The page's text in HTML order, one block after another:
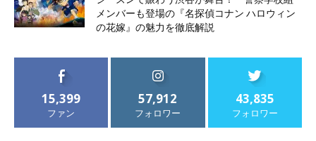
メンバーも登場の『名探偵コナン ハロウィン
の花嫁』の魅力を徹底解説
15,399
ファン
57,912
フォロワー
43,835
フォロワー